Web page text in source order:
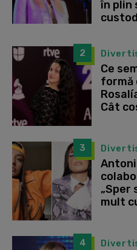
în plin
2
Ce
formă
Cât
3
„Sper
mult
4